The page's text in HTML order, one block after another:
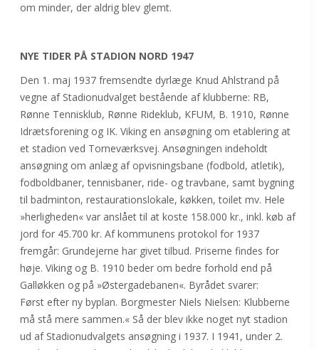
om minder, der aldrig blev glemt.
NYE TIDER PÅ STADION NORD 1947
Den 1. maj 1937 fremsendte dyrlæge Knud Ahlstrand på
vegne af Stadionudvalget bestående af klubberne: RB,
Rønne Tennisklub, Rønne Rideklub, KFUM, B. 1910, Rønne
Idrætsforening og IK. Viking en ansøgning om etablering at
et stadion ved Torneværksvej. Ansøgningen indeholdt
ansøgning om anlæg af opvisningsbane (fodbold, atletik),
fodboldbaner, tennisbaner, ride- og travbane, samt bygning
til badminton, restaurationslokale, køkken, toilet mv. Hele
»herligheden« var anslået til at koste 158.000 kr., inkl. køb af
jord for 45.700 kr. Af kommunens protokol for 1937
fremgår: Grundejerne har givet tilbud. Priserne findes for
høje. Viking og B. 1910 beder om bedre forhold end på
Galløkken og på »Østergadebanen«. Byrådet svarer:
Først efter ny byplan. Borgmester Niels Nielsen: Klubberne
må stå mere sammen.« Så der blev ikke noget nyt stadion
ud af Stadionudvalgets ansøgning i 1937. I 1941, under 2.